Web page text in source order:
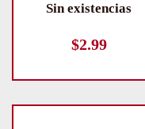
Sin existencias
$2.99